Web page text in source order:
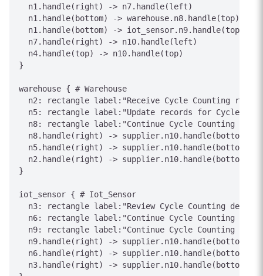
  n1.handle(right) -> n7.handle(left)
  n1.handle(bottom) -> warehouse.n8.handle(top)
  n1.handle(bottom) -> iot_sensor.n9.handle(top)
  n7.handle(right) -> n10.handle(left)
  n4.handle(top) -> n10.handle(top)
}
warehouse { # Warehouse
n2: rectangle label:"Receive Cycle Counting
n5: rectangle label:"Update records for Cycle
n8: rectangle label:"Continue Cycle Counting
  n8.handle(right) -> supplier.n10.handle(bottom)
  n5.handle(right) -> supplier.n10.handle(bottom)
  n2.handle(right) -> supplier.n10.handle(bottom)
}
iot_sensor { # Iot_Sensor
n3: rectangle label:"Review Cycle Counting
n6: rectangle label:"Continue Cycle Counting
n9: rectangle label:"Continue Cycle Counting
  n9.handle(right) -> supplier.n10.handle(bottom)
  n6.handle(right) -> supplier.n10.handle(bottom)
  n3.handle(right) -> supplier.n10.handle(bottom)